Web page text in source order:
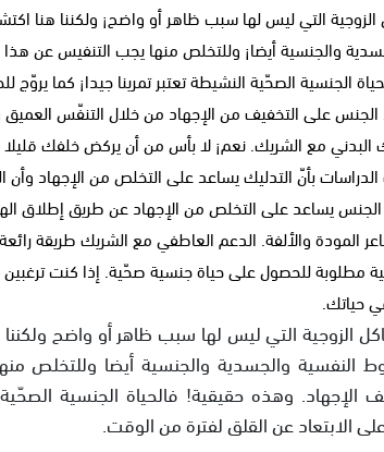
التي ليس لها سبب ظاهر أو واضح¡ ولكننا هنا
والجنسية أيضا¡ وللتخلص منها يجب التنفيس عن
الجنسية الصحّية النشيطة تعتبر تمرينا جيدا¡ كما يروّج
1. يساعد الجنس على التخفيف من الإجهاد من خلال التنفّس
بأنّ التدليك يساعد على التخلص من الإجهاد وأن
المودة والألفة. الدعم العاطفي مع الشريك طريقة
مطلوبة للحصول على حياة جنسية صحّية. إذا كنت
حياتك.
الزوجية التي ليس لها سبب ظاهر أو واضح
النفسية والجسدية والجنسية أيضا وللتخلص
وهذه حقيقية! فالحياة الجنسية الصحّية
الابتعاد عن القلق لفترة من الوقت.